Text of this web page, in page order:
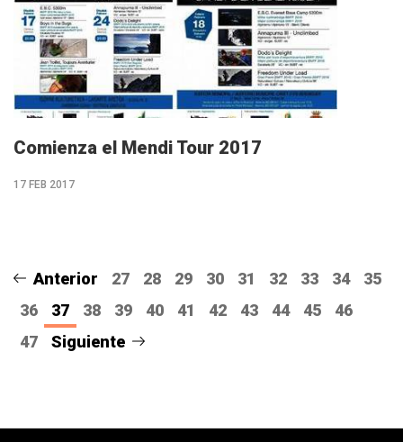
Comienza el Mendi Tour 2017
17 FEB 2017
Anterior 27 28 29 30 31 32 33 34
35
36
37 38 39 40 41 42 43 44 45
46
47
Siguiente